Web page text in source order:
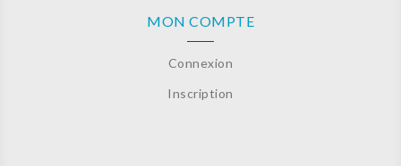
MON COMPTE
Connexion
Inscription